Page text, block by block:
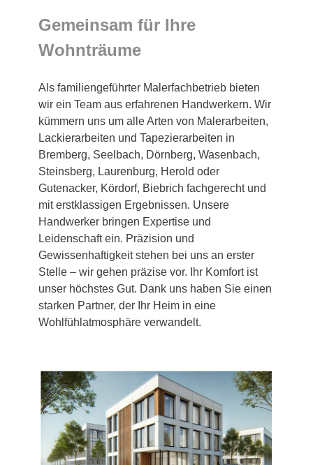
Gemeinsam für Ihre
Wohnträume
Als familiengeführter Malerfachbetrieb bieten
wir ein Team aus erfahrenen Handwerkern. Wir
kümmern uns um alle Arten von Malerarbeiten,
Lackierarbeiten und Tapezierarbeiten in
Bremberg, Seelbach, Dörnberg, Wasenbach,
Steinsberg, Laurenburg, Herold oder
Gutenacker, Kördorf, Biebrich fachgerecht und
mit erstklassigen Ergebnissen. Unsere
Handwerker bringen Expertise und
Leidenschaft ein. Präzision und
Gewissenhaftigkeit stehen bei uns an erster
Stelle – wir gehen präzise vor. Ihr Komfort ist
unser höchstes Gut. Dank uns haben Sie einen
starken Partner, der Ihr Heim in eine
Wohlfühlatmosphäre verwandelt.